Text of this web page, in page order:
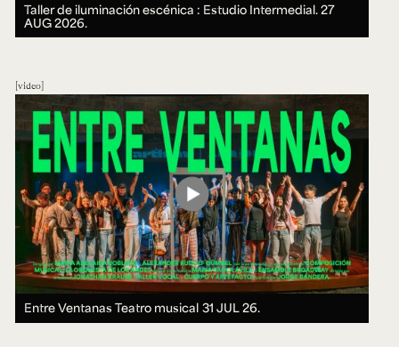
Taller de iluminación escénica : Estudio Intermedial.27
AUG 2026.
video
Entre Ventanas Teatro musical 31 JUL 26.